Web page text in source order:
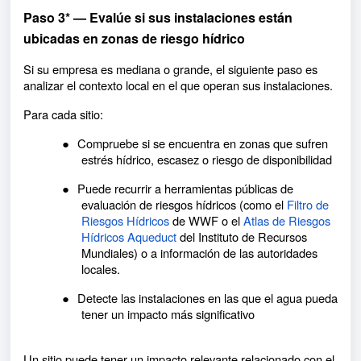
Paso 3* — Evalúe si sus instalaciones están
ubicadas en zonas de riesgo hídrico
Si su empresa es mediana o grande, el siguiente paso es
analizar el contexto local en el que operan sus instalaciones.
Para cada sitio:
● Compruebe si se encuentra en zonas que sufren
estrés hídrico, escasez o riesgo de disponibilidad
● Puede recurrir a herramientas públicas de
evaluación de riesgos hídricos (como el Filtro de
Riesgos Hídricosde WWF o elAtlas de Riesgos
Hídricos Aqueductdel Instituto de Recursos
Mundiales) o a información de las autoridades
locales.
● Detecte las instalaciones en las que el agua pueda
tener un impacto más significativo